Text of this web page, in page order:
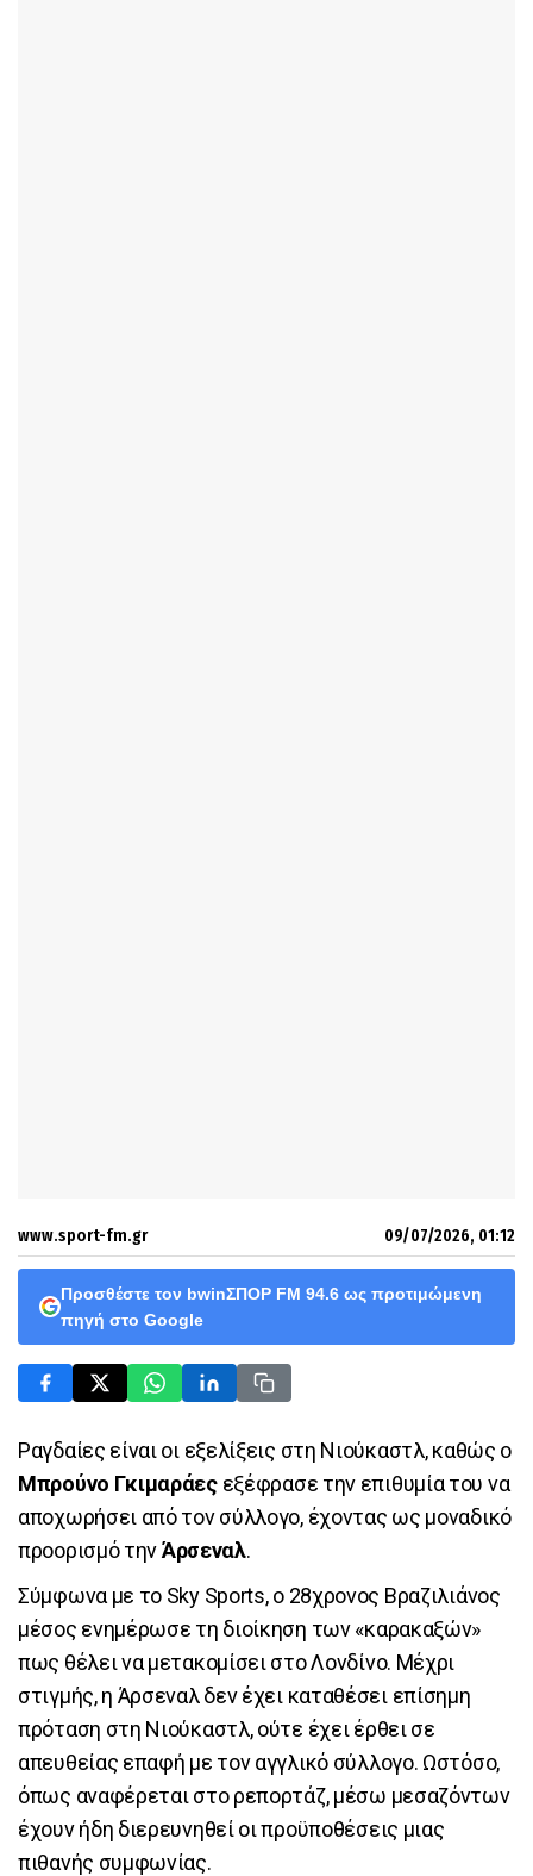
www.sport-fm.gr 09/07/2026, 01:12
Προσθέστε τον bwinΣΠΟΡ FM 94.6 ως προτιμώμενη
πηγή στο Google
Ραγδαίες είναι οι εξελίξεις στη Νιούκαστλ, καθώς ο
Μπρούνο Γκιμαράεςεξέφρασε την επιθυμία του να
αποχωρήσει από τον σύλλογο, έχοντας ως μοναδικό
προορισμό τηνΆρσεναλ.
Σύμφωνα με το Sky Sports, ο 28χρονος Βραζιλιάνος
μέσος ενημέρωσε τη διοίκηση των «καρακαξών»
πως θέλει να μετακομίσει στο Λονδίνο. Μέχρι
στιγμής, η Άρσεναλ δεν έχει καταθέσει επίσημη
πρόταση στη Νιούκαστλ, ούτε έχει έρθει σε
απευθείας επαφή με τον αγγλικό σύλλογο. Ωστόσο,
όπως αναφέρεται στο ρεπορτάζ, μέσω μεσαζόντων
έχουν ήδη διερευνηθεί οι προϋποθέσεις μιας
πιθανής συμφωνίας.